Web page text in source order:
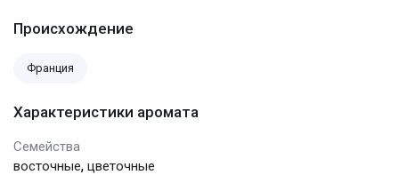
Происхождение
Франция
Характеристики аромата
Семейства
восточные, цветочные